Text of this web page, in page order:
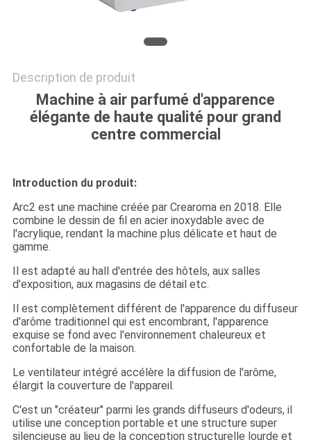
POLITIQUE
CONFIDENTIALITÉ
Description de produit
Machine à air parfumé d'apparence
élégante de haute qualité pour grand
centre commercial
Introduction du produit:
Arc2 est une machine créée par Crearoma en 2018. Elle
combine le dessin de fil en acier inoxydable avec de
l'acrylique, rendant la machine plus délicate et haut de
gamme.
Il est adapté au hall d'entrée des hôtels, aux salles
d'exposition, aux magasins de détail etc.
Il est complètement différent de l'apparence du diffuseur
d'arôme traditionnel qui est encombrant, l'apparence
exquise se fond avec l'environnement chaleureux et
confortable de la maison.
Le ventilateur intégré accélère la diffusion de l'arôme,
élargit la couverture de l'appareil.
C'est un "créateur" parmi les grands diffuseurs d'odeurs, il
utilise une conception portable et une structure super
silencieuse au lieu de la conception structurelle lourde et